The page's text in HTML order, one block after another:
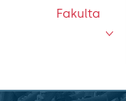
Fakulta